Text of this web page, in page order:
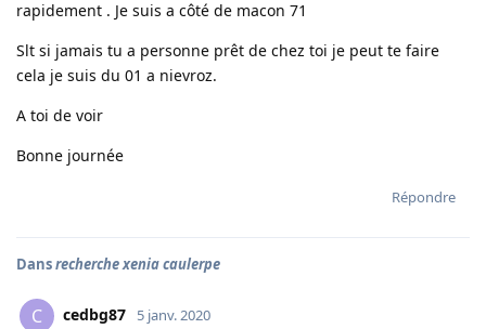
rapidement . Je suis a côté de macon 71
Slt si jamais tu a personne prêt de chez toi je peut te faire
cela je suis du 01 a nievroz.
A toi de voir
Bonne journée
Répondre
Dansrecherche xenia caulerpe
C cedbg87 5 janv. 2020